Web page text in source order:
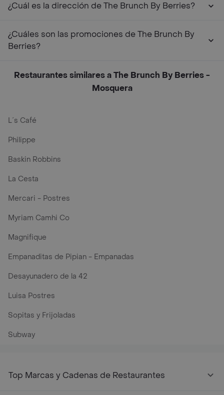
¿Cuál es la dirección de The Brunch By Berries?
¿Cuáles son las promociones de The Brunch By
Berries?
Restaurantes similares a The Brunch By Berries -
Mosquera
L´s Café
Philippe
Baskin Robbins
La Cesta
Mercari - Postres
Myriam Camhi Co
Magnifique
Empanaditas de Pipian - Empanadas
Desayunadero de la 42
Luisa Postres
Sopitas y Frijoladas
Subway
Top Marcas y Cadenas de Restaurantes